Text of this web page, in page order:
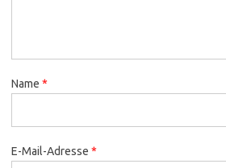
Name *
E-Mail-Adresse *